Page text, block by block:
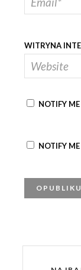
WITRYNA
NOTIFY
NOTIFY